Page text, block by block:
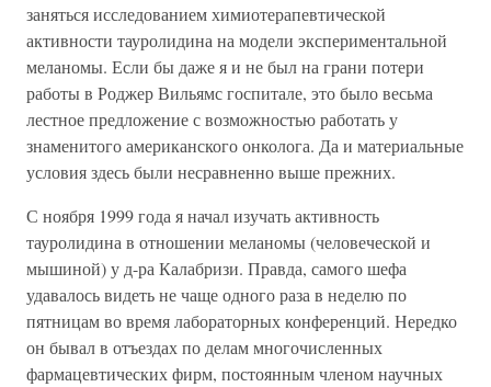
заняться исследованием химиотерапевтической
активности тауролидина на модели экспериментальной
меланомы. Если бы даже я и не был на грани потери
работы в Роджер Вильямс госпитале, это было весьма
лестное предложение с возможностью работать у
знаменитого американского онколога. Да и материальные
условия здесь были несравненно выше прежних.
С ноября 1999 года я начал изучать активность
тауролидина в отношении меланомы (человеческой и
мышиной) у д-ра Калабризи. Правда, самого шефа
удавалось видеть не чаще одного раза в неделю по
пятницам во время лабораторных конференций. Нередко
он бывал в отъездах по делам многочисленных
фармацевтических фирм, постоянным членом научных